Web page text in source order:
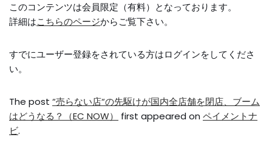
このコンテンツは会員限定（有料）となっております。
詳細はこちらのページからご覧下さい。
すでにユーザー登録をされている方はログインをしてくださ
い。
The post “売らない店“の先駆けが国内全店舗を閉店、ブーム
はどうなる？（EC NOW）
first appeared on ペイメントナ
ビ.